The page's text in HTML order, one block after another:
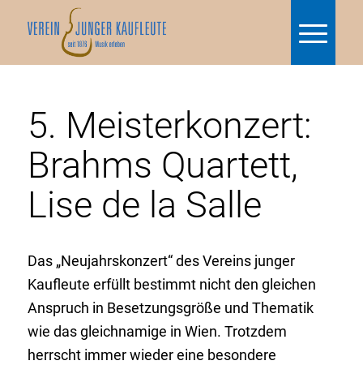
5. Meisterkonzert:
Brahms Quartett,
Lise de la Salle
Das „Neujahrskonzert“ des Vereins junger
Kaufleute erfüllt bestimmt nicht den gleichen
Anspruch in Besetzungsgröße und Thematik
wie das gleichnamige in Wien. Trotzdem
herrscht immer wieder eine besondere